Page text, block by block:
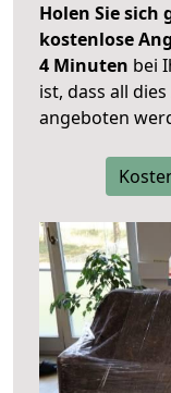
Holen Sie sich
kostenlose
4 Minuten bei
ist, dass all
angeboten